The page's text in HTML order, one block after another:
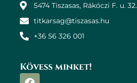
5474 Tiszasas, Rákóczi F. u. 32.
titkarsag@tiszasas.hu
+36 56 326 001
Kövess minket!